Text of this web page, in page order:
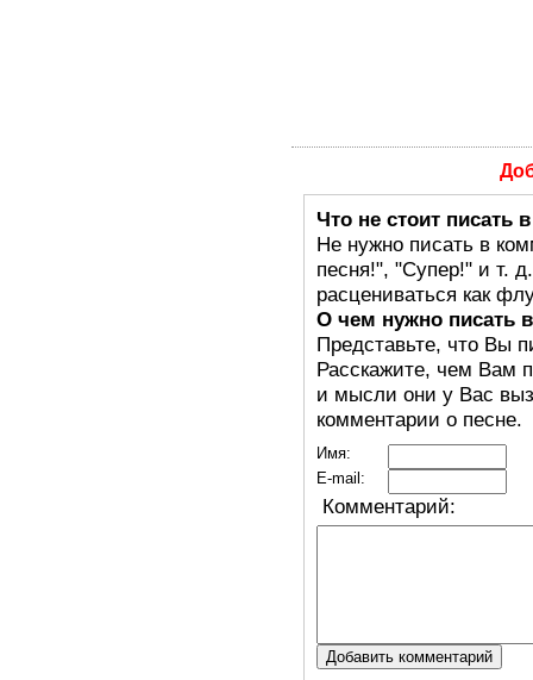
Что не стоит писать
Не нужно писать в
песня!", "Супер!" и т.
расцениваться как
О чем нужно писать
Представьте, что Вы
Расскажите, чем Вам
и мысли они у Вас
комментарии о песне.
Имя:
E-mail:
Комментарий: